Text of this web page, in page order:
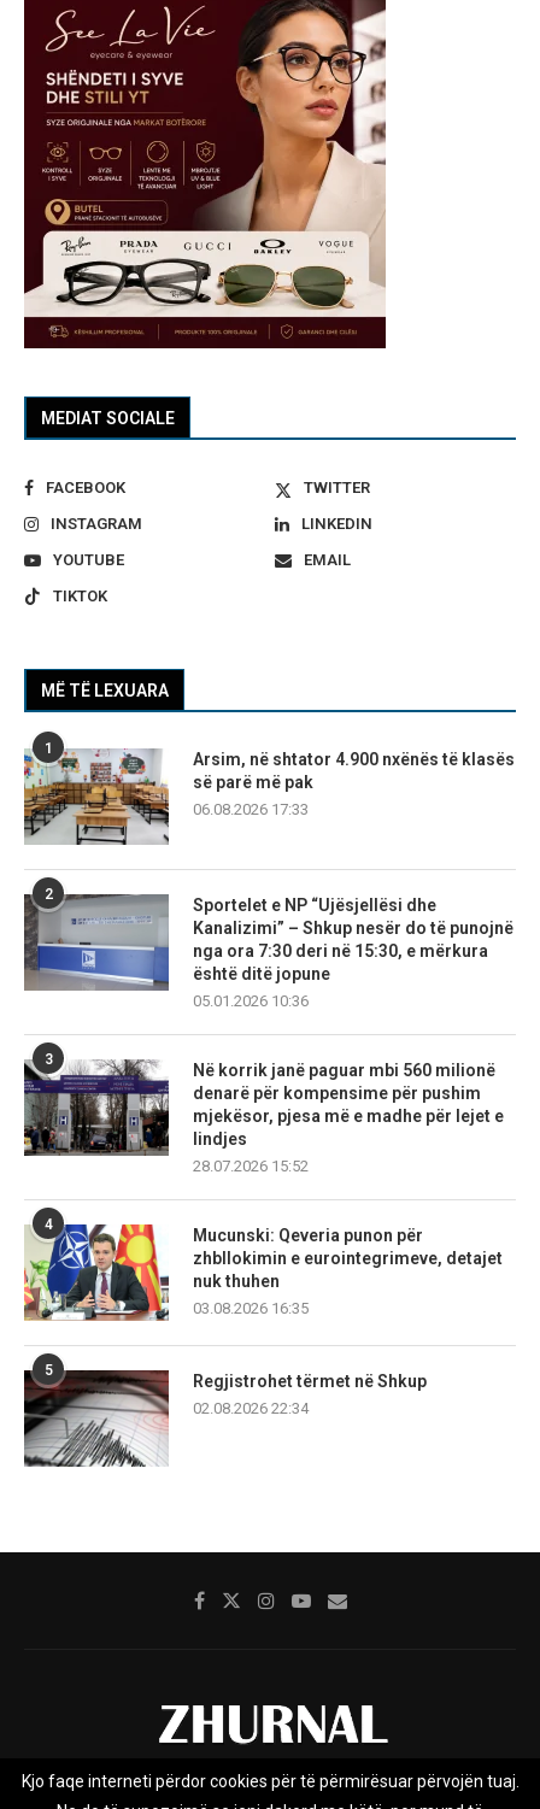
MEDIAT SOCIALE
FACEBOOK
TWITTER
INSTAGRAM
LINKEDIN
YOUTUBE
EMAIL
TIKTOK
MË TË LEXUARA
1
Arsim, në shtator 4.900 nxënës të klasës
së parë më pak
06.08.2026 17:33
2
Sportelet e NP “Ujësjellësi dhe
Kanalizimi” – Shkup nesër do të punojnë
nga ora 7:30 deri në 15:30, e mërkura
është ditë jopune
05.01.2026 10:36
3
Në korrik janë paguar mbi 560 milionë
denarë për kompensime për pushim
mjekësor, pjesa më e madhe për lejet e
lindjes
28.07.2026 15:52
4
Mucunski: Qeveria punon për
zhbllokimin e eurointegrimeve, detajet
nuk thuhen
03.08.2026 16:35
5
Regjistrohet tërmet në Shkup
02.08.2026 22:34
Rreth nesh Impresumi Marketing Kontakt
Kjo faqe interneti përdor cookies për të përmirësuar përvojën tuaj.